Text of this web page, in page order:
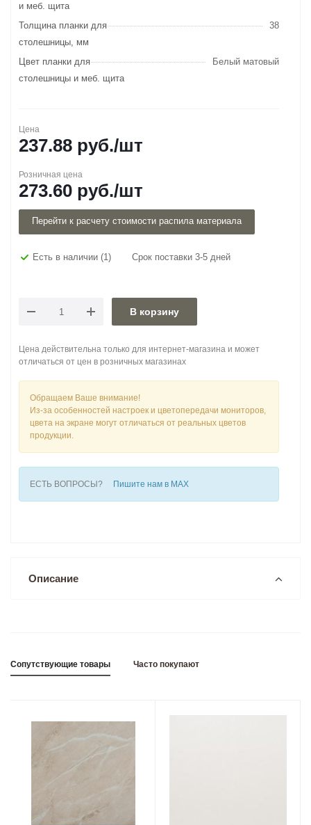
и меб. щита
Толщина планки для
столешницы, мм
38
Цвет планки для
столешницы и меб. щита
Белый матовый
Цена
237.88 руб./шт
Розничная цена
273.60 руб./шт
Перейти к расчету стоимости распила материала
Есть в наличии (1) Срок поставки 3-5 дней
В корзину
Цена действительна только для интернет-магазина и может
отличаться от цен в розничных магазинах
Обращаем Ваше внимание!
Из-за особенностей настроек и цветопередачи мониторов,
цвета на экране могут отличаться от реальных цветов
продукции.
ЕСТЬ ВОПРОСЫ? Пишите нам в MAX
Описание
Сопутствующие товары Часто покупают